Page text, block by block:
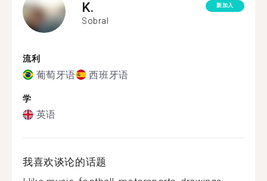
K.
Sobral
新加入
流利
葡萄牙语 西班牙语
学
英语
我喜欢谈论的话题